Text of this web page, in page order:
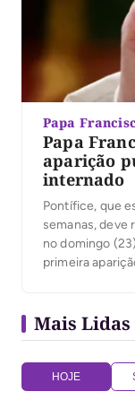
Papa
Papa
aparição
internado
Pontífice, que
semanas, deve
no domingo
primeira
pneumonia
Mais Lidas
HOJE